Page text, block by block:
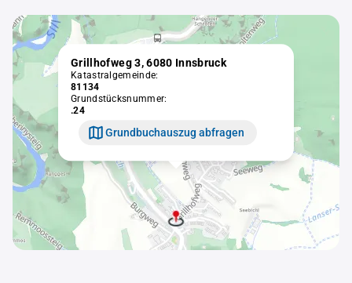
Grillhofweg 3, 6080 Innsbruck
Katastralgemeinde:
81134
Grundstücksnummer:
.24
Grundbuchauszug abfragen